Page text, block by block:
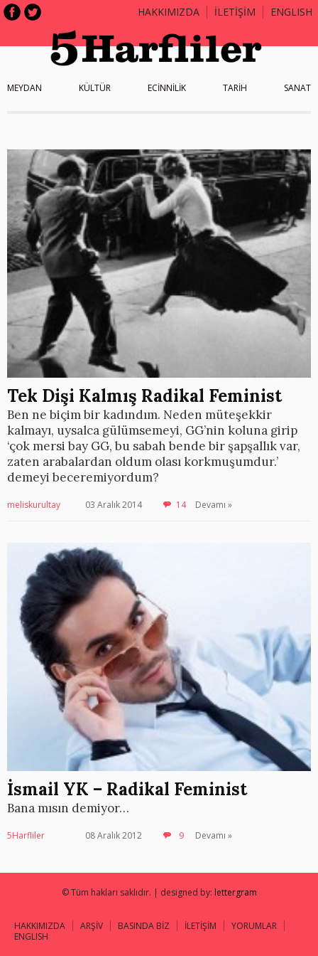
HAKKIMIZDA İLETİŞİM ENGLISH
MEYDAN KÜLTÜR ECİNNİLİK TARİH SANAT
Tek Dişi Kalmış Radikal Feminist
Ben ne biçim bir kadındım. Neden müteşekkir
kalmayı, uysalca gülümsemeyi, GG’nin koluna girip
‘çok mersi bay GG, bu sabah bende bir şapşallık var,
zaten arabalardan oldum olası korkmuşumdur.’
demeyi beceremiyordum?
meliskurultay 03 Aralık 2014 14 Devamı »
İsmail YK – Radikal Feminist
Bana mısın demiyor…
5Harfliler 08 Aralık 2012 9 Devamı »
© Tüm hakları saklıdır. | designed by: lettergram
HAKKIMIZDA ARŞİV BASINDA BİZ İLETİŞİM
YORUMLAR
ENGLISH